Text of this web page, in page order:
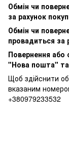
Обмін чи
за рахунок
Обмін чи
провадиться за
Повернення або
"Нова пошта"
Щоб здійснити
вказаним
+380979233532